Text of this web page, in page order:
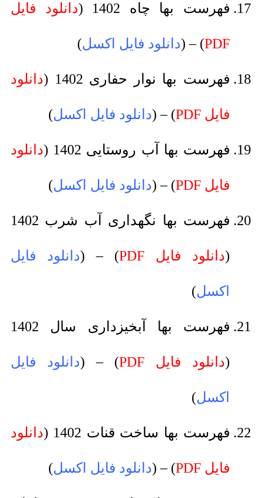
فهرست بها چاه 1402 ( دانلود فایل
PDF
) – (دانلود فایل اکسل)
فهرست بها نوار حفاری 1402 ( دانلود
فایل PDF ) – (دانلود فایل اکسل)
فهرست بها آب روستایی 1402 ( دانلود
فایل PDF ) – (دانلود فایل اکسل)
فهرست بها نگهداری آب شرب 1402
(دانلود فایل PDF ) – (دانلود فایل
اکسل)
فهرست بها آبخیزداری سال 1402
(دانلود فایل PDF ) – (دانلود فایل
اکسل)
فهرست بها ساخت قنات 1402 ( دانلود
فایل PDF ) – (دانلود فایل اکسل)